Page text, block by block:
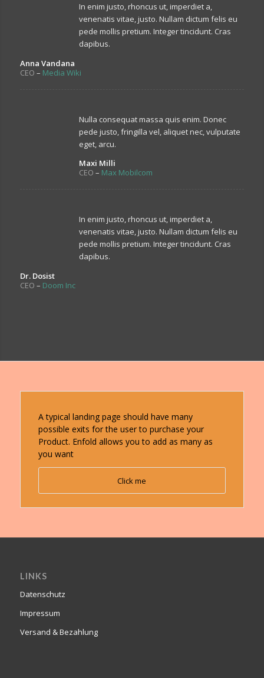
In enim justo, rhoncus ut, imperdiet a,
venenatis vitae, justo. Nullam dictum felis eu
pede mollis pretium. Integer tincidunt. Cras
dapibus.
Anna Vandana
CEO – Media Wiki
Nulla consequat massa quis enim. Donec
pede justo, fringilla vel, aliquet nec, vulputate
eget, arcu.
Maxi Milli
CEO – Max Mobilcom
In enim justo, rhoncus ut, imperdiet a,
venenatis vitae, justo. Nullam dictum felis eu
pede mollis pretium. Integer tincidunt. Cras
dapibus.
Dr. Dosist
CEO – Doom Inc
A typical landing page should have many
possible exits for the user to purchase your
Product. Enfold allows you to add as many as
you want
Click me
LINKS
Datenschutz
Impressum
Versand & Bezahlung